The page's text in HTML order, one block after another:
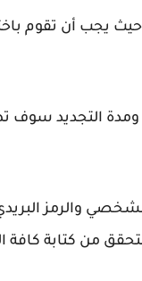
يجب أن تقوم
ومدة التجديد
والرمز
من كتابة كافة